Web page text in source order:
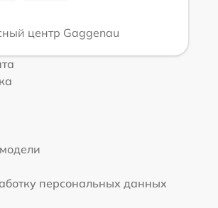
центр Gaggenau
персональных данных